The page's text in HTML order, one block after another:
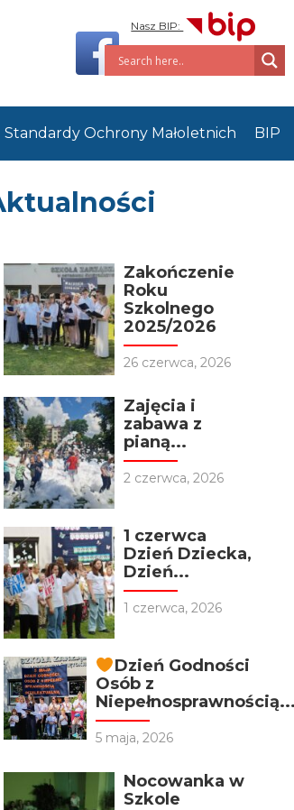
Nasz BIP:
Standardy Ochrony Małoletnich BIP
Zakończenie
Roku
Szkolnego
2025/2026
26 czerwca, 2026
Zajęcia i
zabawa z
pianą...
2 czerwca, 2026
1 czerwca
Dzień Dziecka,
Dzień...
1 czerwca, 2026
Dzień Godności
Osób z
5 maja, 2026
Nocowanka w
Szkole